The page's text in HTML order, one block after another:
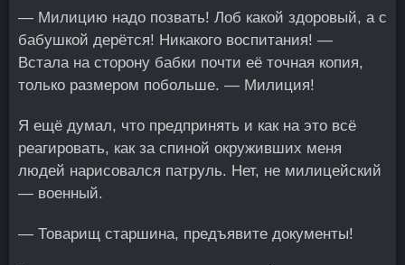
— Милицию надо позвать! Лоб какой здоровый, а с
бабушкой дерётся! Никакого воспитания! —
Встала на сторону бабки почти её точная копия,
только размером побольше. — Милиция!
Я ещё думал, что предпринять и как на это всё
реагировать, как за спиной окруживших меня
людей нарисовался патруль. Нет, не милицейский
— военный.
— Товарищ старшина, предъявите документы!